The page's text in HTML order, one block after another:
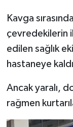
Kavga
çevredekilerin
edilen sağlık
hastaneye
Ancak yaralı,
rağmen